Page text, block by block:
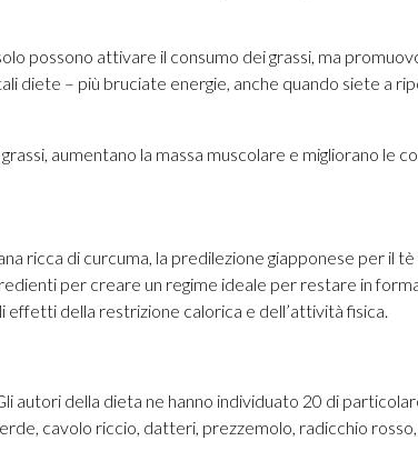
possono attivare il consumo dei grassi, ma
diete – più bruciate energie, anche quando siete a
aumentano la massa muscolare e migliorano le
ricca di curcuma, la predilezione giapponese per il
per creare un regime ideale per restare in
della restrizione calorica e dell’attività fisica.
autori della dieta ne hanno individuato 20 di
cavolo riccio, datteri, prezzemolo, radicchio